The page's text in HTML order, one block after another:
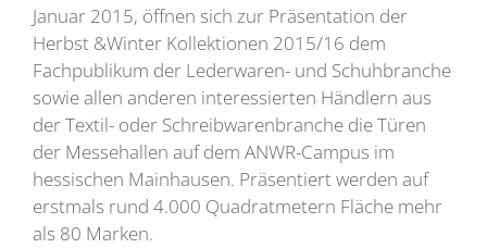
Januar 2015, öffnen sich zur Präsentation der
Herbst &Winter Kollektionen 2015/16 dem
Fachpublikum der Lederwaren- und Schuhbranche
sowie allen anderen interessierten Händlern aus
der Textil- oder Schreibwarenbranche die Türen
der Messehallen auf dem ANWR-Campus im
hessischen Mainhausen. Präsentiert werden auf
erstmals rund 4.000 Quadratmetern Fläche mehr
als 80 Marken.